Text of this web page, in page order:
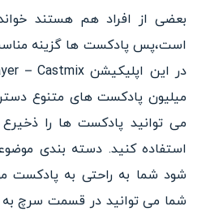
بعضی از افراد هم هستند
است،پس پادکست ها گزینه
میلیون پادکست های متنوع
می توانید پادکست ها را
استفاده کنید. دسته بندی
شود شما به راحتی به پادکست
شما می توانید در قسمت سرچ به